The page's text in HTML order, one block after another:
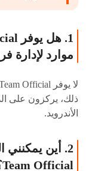
موارد لإدارة
الأندرويد.
Team Official؟